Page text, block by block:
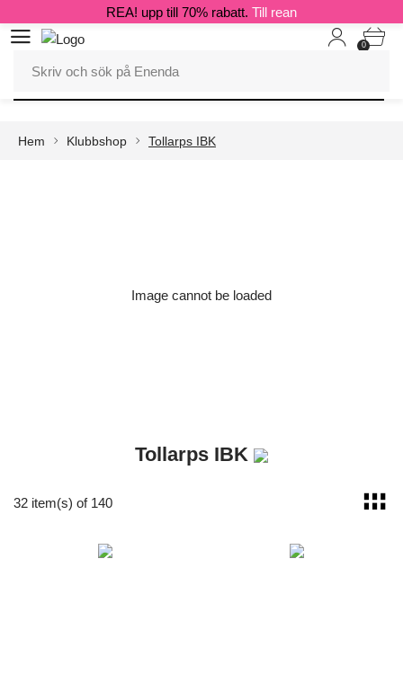
0
REA! upp till 70% rabatt. Till rean
Hem Klubbshop Tollarps IBK
Image cannot be loaded
Tollarps IBK
32 item(s) of 140